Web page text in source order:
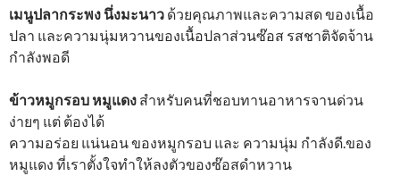
เมนูปลากระพง นึ่งมะนาว ด้วยคุณภาพและความสด ของเนื้อ
ปลา และความนุ่มหวานของเนื้อปลาส่วนซ๊อส รสชาติจัดจ้าน
กำลังพอดี
ข้าวหมูกรอบ หมูแดง สำหรับคนที่ชอบทานอาหารจานด่วน
ง่ายๆ แต่ ต้องได้
ความอร่อย แน่นอน ของหมูกรอบ และ ความนุ่ม กำลังดี.ของ
หมูแดง ที่เราตั้งใจทำให้ลงตัวของซ๊อสดำหวาน